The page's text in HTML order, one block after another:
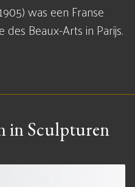
was een Franse
Beaux-Arts in Parijs.
in Sculpturen